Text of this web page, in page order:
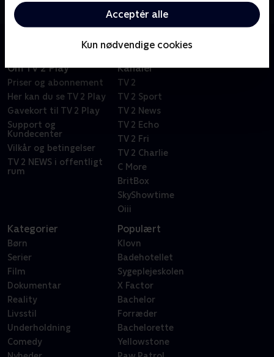
Acceptér alle
Kun nødvendige cookies
en rigtig helt!
Om TV 2 Play
Priser og abonnement
Her kan du se TV 2 Play
Gavekort til TV 2 Play
Support og
Kundecenter
Vilkår og betingelser
TV 2 NEWS i offentligt
rum
Kanaler
TV 2
TV 2 Sport
TV 2 News
TV 2 Echo
TV 2 Fri
TV 2 Charlie
C More
BritBox
SkyShowtime
Oiii
Kategorier
Børn
Serier
Film
Dokumentar
Reality
Livsstil
Underholdning
Comedy
Populært
Klovn
Badehotellet
Sygeplejeskolen
X Factor
Bachelor
Forræder
Bachelorette
Yellowstone